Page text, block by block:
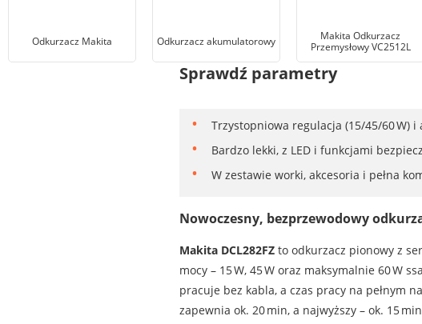
Odkurzacz Makita Odkurzacz akumulatorowy
Makita Odkurzacz
Przemysłowy VC2512L
Sprawdź parametry
Trzystopniowa regulacja (15/45/60 W)
Bardzo lekki, z LED i funkcjami
W zestawie worki, akcesoria i pełna
Nowoczesny, bezprzewodowy
Makita DCL282FZto odkurzacz pionowy z
mocy – 15 W, 45 W oraz maksymalnie 60 W
pracuje bez kabla, a czas pracy na pełnym
zapewnia ok. 20 min, a najwyższy – ok. 15